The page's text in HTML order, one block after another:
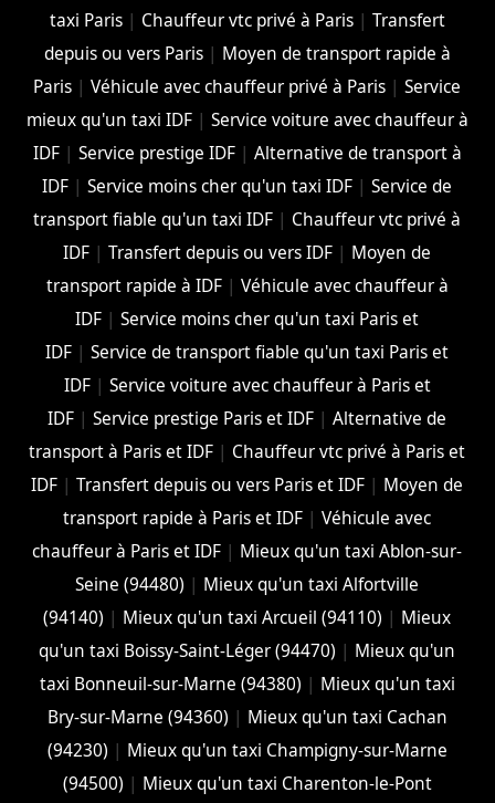
taxi Paris| Chauffeur vtc privé à Paris| Transfert
depuis ou vers Paris| Moyen de transport rapide à
Paris |Véhicule avec chauffeur privé à Paris |Service
mieux qu'un taxi IDF| Service voiture avec chauffeur à
IDF| Service prestige IDF| Alternative de transport à
IDF |Service moins cher qu'un taxi IDF |Service de
transport fiable qu'un taxi IDF | Chauffeur vtc privé à
IDF |Transfert depuis ou vers IDF | Moyen de
transport rapide à IDF| Véhicule avec chauffeur à
IDF |Service moins cher qu'un taxi Paris et
IDF |Service de transport fiable qu'un taxi Paris et
IDF| Service voiture avec chauffeur à Paris et
IDF |Service prestige Paris et IDF |Alternative de
transport à Paris et IDF | Chauffeur vtc privé à Paris et
IDF |Transfert depuis ou vers Paris et IDF | Moyen de
transport rapide à Paris et IDF |Véhicule avec
chauffeur à Paris et IDF | Mieux qu'un taxi Ablon-sur-
Seine (94480) | Mieux qu'un taxi Alfortville
(94140) | Mieux qu'un taxi Arcueil (94110) | Mieux
qu'un taxi Boissy-Saint-Léger (94470) | Mieux qu'un
taxi Bonneuil-sur-Marne (94380) | Mieux qu'un taxi
Bry-sur-Marne (94360) | Mieux qu'un taxi Cachan
(94230) | Mieux qu'un taxi Champigny-sur-Marne
(94500) | Mieux qu'un taxi Charenton-le-Pont